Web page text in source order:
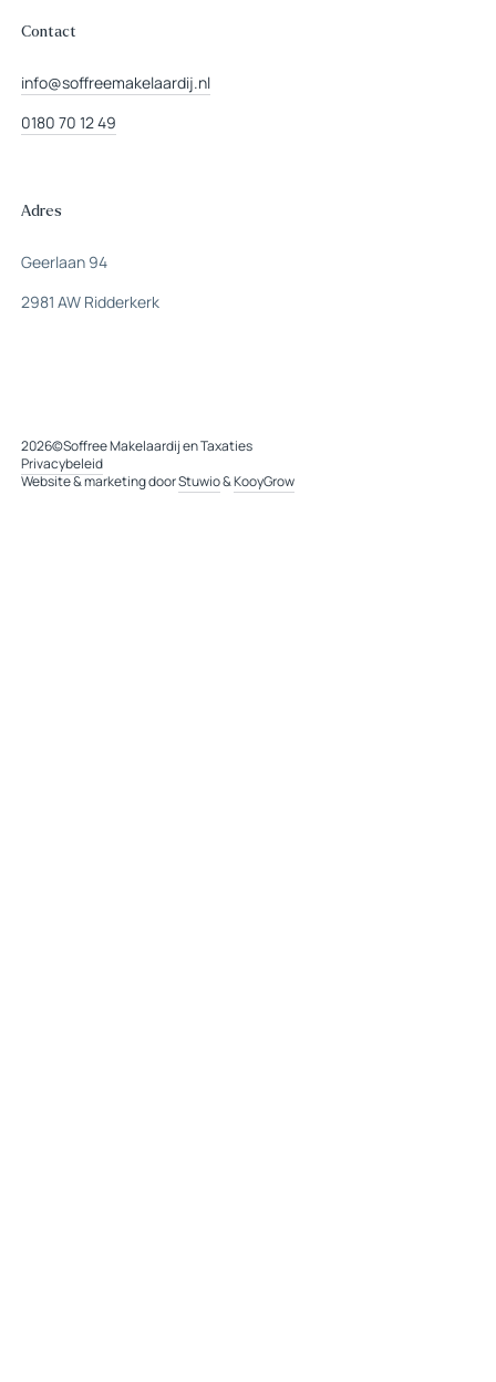
Contact
info@soffreemakelaardij.nl
0180 70 12 49
Adres
Geerlaan 94
2981 AW Ridderkerk
2026©Soffree Makelaardij en Taxaties
Privacybeleid
Website & marketing doorStuwio&KooyGrow